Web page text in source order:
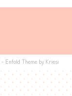
- Enfold Theme by Kriesi